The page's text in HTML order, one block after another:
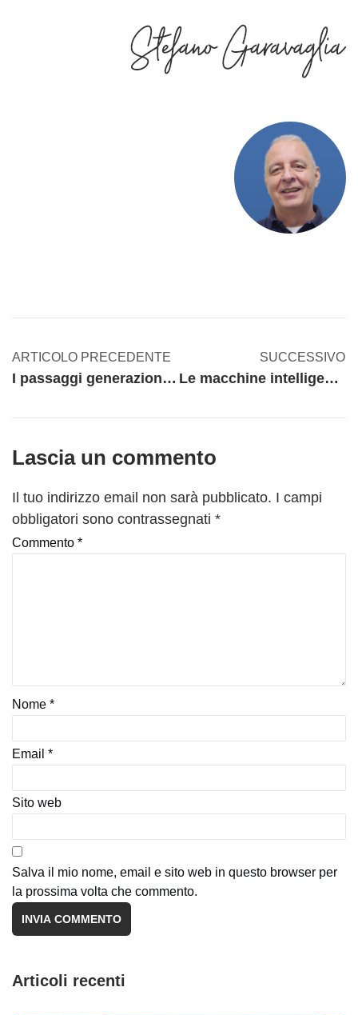
ARTICOLO PRECEDENTE
I passaggi generazionali fanno bene a un’azienda?
SUCCESSIVO
Le macchine intelligenti provocheranno una disoccupazione di massa?
Lascia un commento
Il tuo indirizzo email non sarà pubblicato. I campi
obbligatori sono contrassegnati *
Commento *
Nome *
Email *
Sito web
Salva il mio nome, email e sito web in questo browser per
la prossima volta che commento.
Articoli recenti